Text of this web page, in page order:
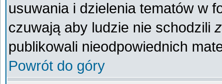
usuwania i dzielenia tematów w
czuwają aby ludzie nie schodzili
publikowali nieodpowiednich
Powrót do góry